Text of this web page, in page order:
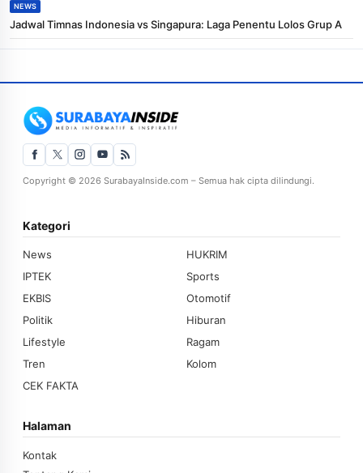
NEWS
Jadwal Timnas Indonesia vs Singapura: Laga Penentu Lolos Grup A
Copyright © 2026 SurabayaInside.com – Semua hak cipta dilindungi.
Kategori
News
HUKRIM
IPTEK
Sports
EKBIS
Otomotif
Politik
Hiburan
Lifestyle
Ragam
Tren
Kolom
CEK FAKTA
Halaman
Kontak